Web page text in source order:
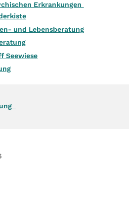
Erkrankungen
und Lebensberatung
Seewiese